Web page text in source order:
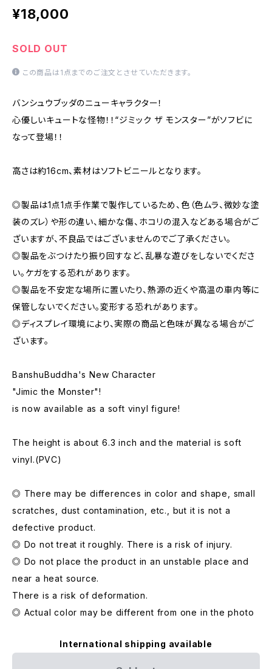
¥18,000
SOLD OUT
この商品は1点までのご注文とさせていただきます。
バンシュウブッダのニューキャラクター！
心優しいキュートな怪物！！“ジミック ザ モンスター”がソフビに
なって登場！！
高さは約16cm、素材はソフトビニールとなります。
◎製品は1点1点手作業で製作しているため、色（色ムラ、微妙な塗
装のズレ）や形の違い、細かな傷、ホコリの混入などある場合がご
ざいますが、不良品ではございませんのでご了承ください。
◎製品をぶつけたり振り回すなど、乱暴な遊びをしないでくださ
い。ケガをする恐れがあります。
◎製品を不安定な場所に置いたり、熱源の近くや高温の車内等に
保管しないでください。変形する恐れがあります。
◎ディスプレイ環境により、実際の商品と色味が異なる場合がご
ざいます。
BanshuBuddha's New Character
"Jimic the Monster"!
is now available as a soft vinyl figure!
The height is about 6.3 inch and the material is soft
vinyl.(PVC)
◎ There may be differences in color and shape, small
scratches, dust contamination, etc., but it is not a
defective product.
◎ Do not treat it roughly. There is a risk of injury.
◎ Do not place the product in an unstable place and
near a heat source.
There is a risk of deformation.
◎ Actual color may be different from one in the photo
International shipping available